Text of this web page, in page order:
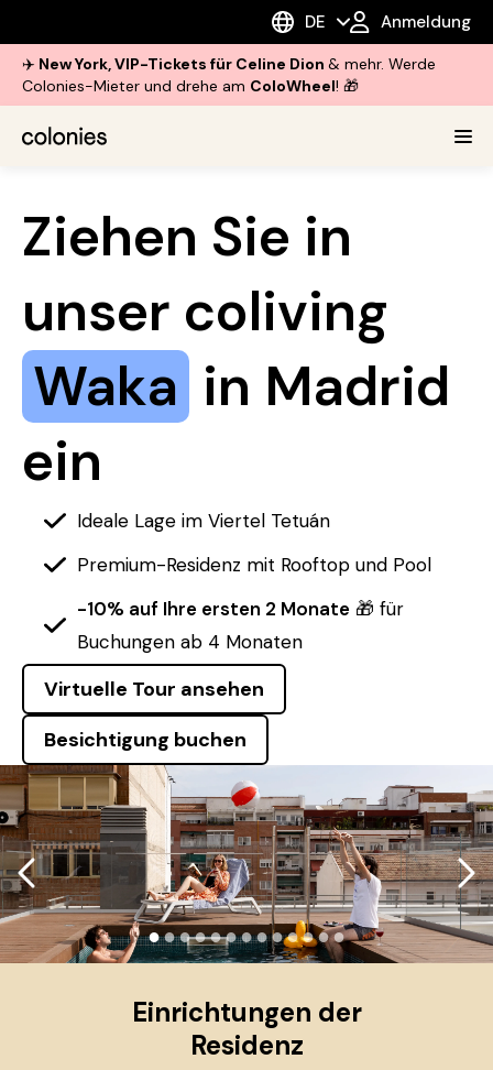
DE Anmeldung
✈️ New York, VIP-Tickets für Celine Dion & mehr. Werde
Colonies-Mieter und drehe am ColoWheel! 🎁
Ziehen Sie in
unser coliving
Waka in Madrid
ein
Ideale Lage im Viertel Tetuán
Premium-Residenz mit Rooftop und Pool
-10% auf Ihre ersten 2 Monate 🎁 für
Buchungen ab 4 Monaten
Virtuelle Tour ansehen
Besichtigung buchen
●●●●●●●●●●●●●
Einrichtungen der
Residenz